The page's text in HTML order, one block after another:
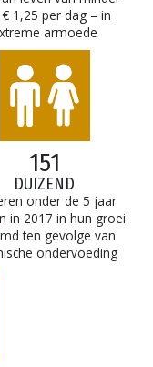
1,25 per dag – in
armoede
151
DUIZEND
onder de 5 jaar
in 2017 in hun groei
ten gevolge van
ondervoeding